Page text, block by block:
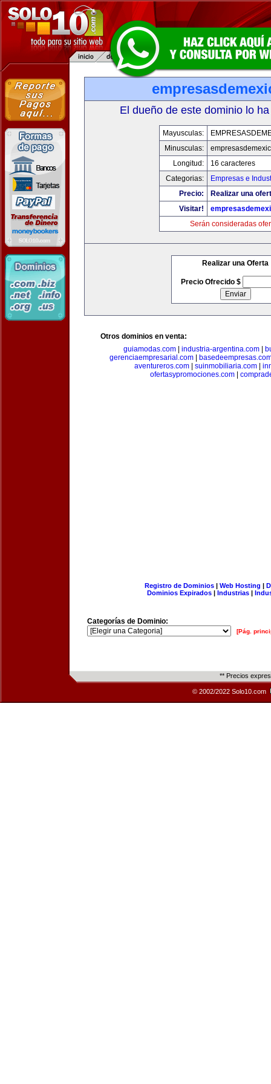
El dueño de este dominio lo
Mayusculas:
Minusculas:
Longitud:
16 caracteres
Categorias:
Empresas e
Precio:
Realizar una
Visitar!
Serán consideradas
Realizar una Oferta
Precio Ofrecido $
Otros dominios en venta:
guiamodas.com| industria-argentina.com|
gerenciaempresarial.com|
aventureros.com| suinmobiliaria.com|
ofertasypromociones.com|
Registro de Dominios| Web Hosting |
Dominios Expirados | Industrias |
Categorías de Dominio:
[Pág.
** Precios
© 2002/2022 Solo10.com